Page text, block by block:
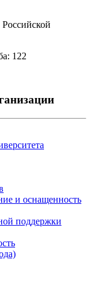
122
и оснащенность
поддержки